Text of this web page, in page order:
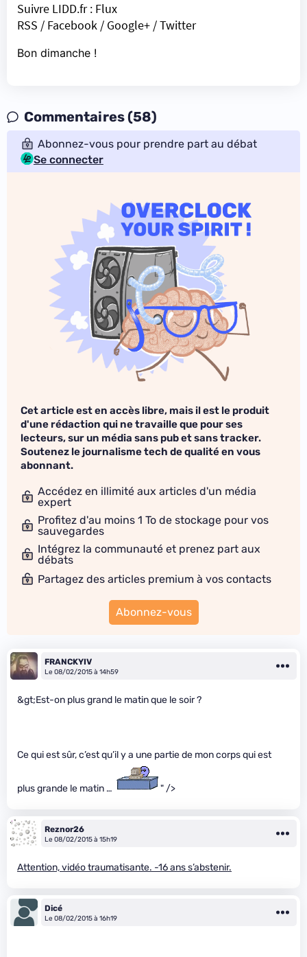
Suivre LIDD.fr: Flux
RSS / Facebook / Google+ /Twitter
Bon dimanche !
Commentaires (58)
Abonnez-vous pour prendre part au débat
Se connecter
Cet article est en accès libre, mais il est le produit
d'une rédaction qui ne travaille que pour ses
lecteurs, sur un média sans pub et sans tracker.
Soutenez le journalisme tech de qualité en vous
abonnant.
Accédez en illimité aux articles d'un média
expert
Profitez d'au moins 1 To de stockage pour vos
sauvegardes
Intégrez la communauté et prenez part aux
débats
Partagez des articles premium à vos contacts
Abonnez-vous
FRANCKYIV
Le 08/02/2015 à 14h59
&gt;Est-on plus grand le matin que le soir ?
Ce qui est sûr, c’est qu’il y a une partie de mon corps qui est
plus grande le matin … " />
Reznor26
Le 08/02/2015 à 15h19
Attention, vidéo traumatisante. -16 ans s’abstenir.
Dicé
Le 08/02/2015 à 16h19